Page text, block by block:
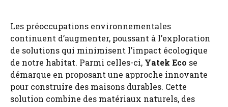
Les préoccupations environnementales
continuent d’augmenter, poussant à l’exploration
de solutions qui minimisent l’impact écologique
de notre habitat. Parmi celles-ci, Yatek Eco se
démarque en proposant une approche innovante
pour construire des maisons durables. Cette
solution combine des matériaux naturels, des